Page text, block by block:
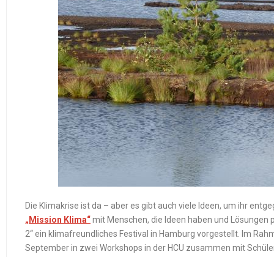
Die Klimakrise ist da – aber es gibt auch viele Ideen, um ihr
„Mission Klima“mit Menschen, die Ideen haben und Lösungen
2“ ein klimafreundliches Festival in Hamburg vorgestellt. Im
September in zwei Workshops in der HCU zusammen mit